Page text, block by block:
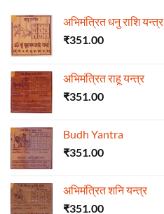
अभिमंत्रित धनु राशि यन्त्र
₹351.00
अभिमंत्रित राहू यन्त्र
₹351.00
Budh Yantra
₹351.00
अभिमंत्रित शनि यन्त्र
₹351.00